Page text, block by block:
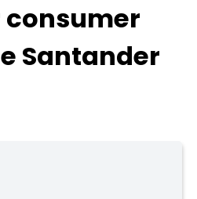
Santander